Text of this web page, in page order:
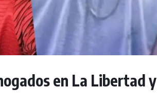
en La Libertad y